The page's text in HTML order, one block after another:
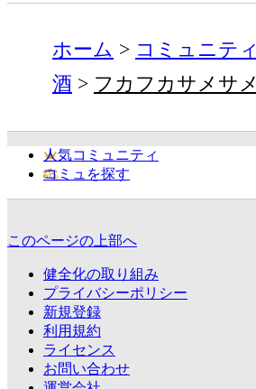
ホーム コミュニティ
酒
フカフカサメサメ
人気コミュニティ
コミュを探す
このページの上部へ
健全化の取り組み
プライバシーポリシー
新規登録
利用規約
ライセンス
お問い合わせ